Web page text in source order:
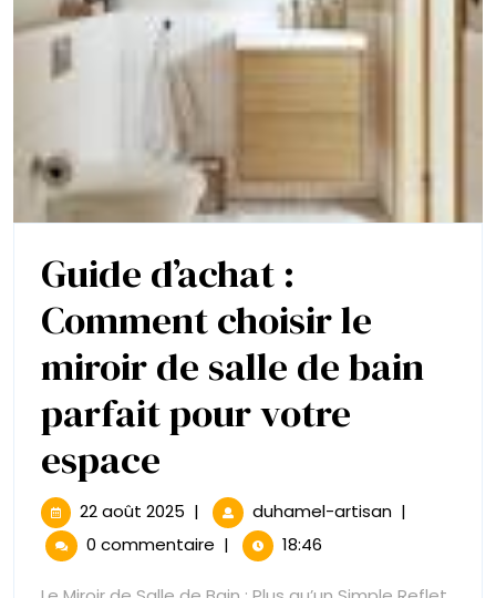
Guide d’achat :
Comment choisir le
miroir de salle de bain
parfait pour votre
espace
d’achat
:
22 août 2025 22
août
2025
| duhamel-artisanGuide
|
0 commentaire | 18:46